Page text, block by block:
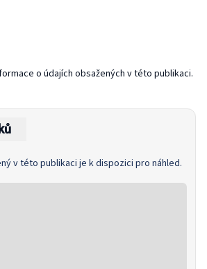
o údajích obsažených v této publikaci.
v této publikaci je k dispozici pro náhled.